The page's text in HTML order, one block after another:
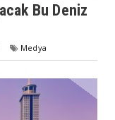
Bu Deniz
Medya